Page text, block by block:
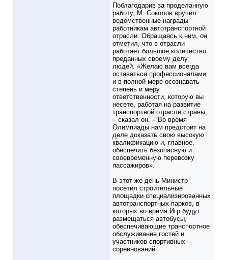
Поблагодарив за проделанную
работу, М. Соколов вручил
ведомственные награды
работникам автотранспортной
отрасли. Обращаясь к ним, он
отметил, что в отрасли
работает большое количество
преданных своему делу
людей. «Желаю вам всегда
оставаться профессионалами
и в полной мере осознавать
степень и меру
ответственности, которую вы
несете, работая на развитие
транспортной отрасли страны,
– сказал он. – Во время
Олимпиады нам предстоит на
деле доказать свою высокую
квалификацию и, главное,
обеспечить безопасную и
своевременную перевозку
пассажиров».
В этот же день Министр
посетил строительные
площадки специализированных
автотранспортных парков, в
которых во время Игр будут
размещаться автобусы,
обеспечивающие транспортное
обслуживание гостей и
участников спортивных
соревнований.